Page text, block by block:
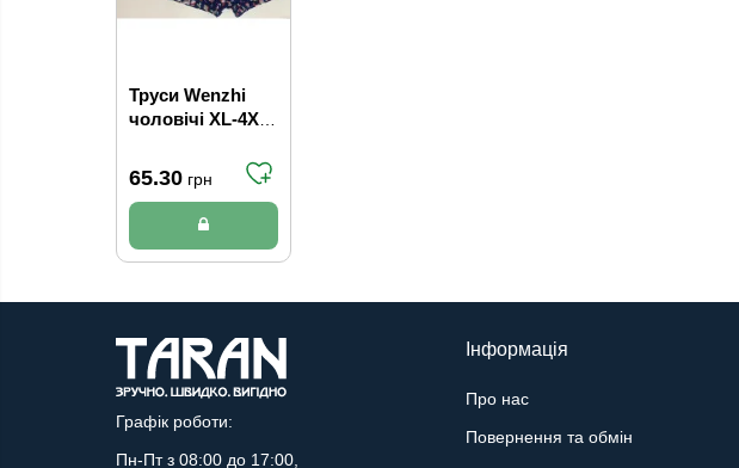
Труси Wenzhi
чоловічі XL-4XL
уп)
65.30 грн
Графік роботи:
Пн-Пт з 08:00 до 17:00,
Інформація
Про нас
Повернення та обмін